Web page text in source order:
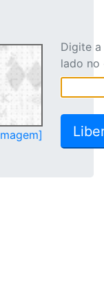
Digite
lado no